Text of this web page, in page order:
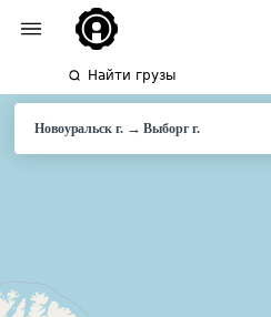
Найти грузы
Новоуральск г.→Выборгг.